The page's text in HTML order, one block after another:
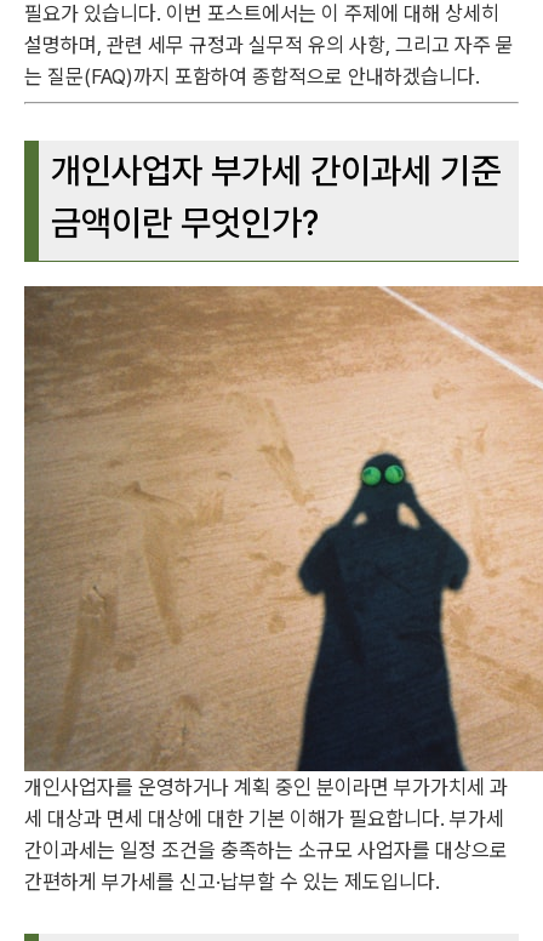
필요가 있습니다. 이번 포스트에서는 이 주제에 대해 상세히
설명하며, 관련 세무 규정과 실무적 유의 사항, 그리고 자주 묻
는 질문(FAQ)까지 포함하여 종합적으로 안내하겠습니다.
개인사업자 부가세 간이과세 기준
금액이란 무엇인가?
개인사업자를 운영하거나 계획 중인 분이라면 부가가치세 과
세 대상과 면세 대상에 대한 기본 이해가 필요합니다. 부가세
간이과세는 일정 조건을 충족하는 소규모 사업자를 대상으로
간편하게 부가세를 신고·납부할 수 있는 제도입니다.